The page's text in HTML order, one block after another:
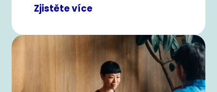
Zjistěte více